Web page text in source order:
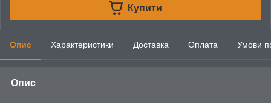
Купити
Опис Характеристики Доставка Оплата Умови
Опис